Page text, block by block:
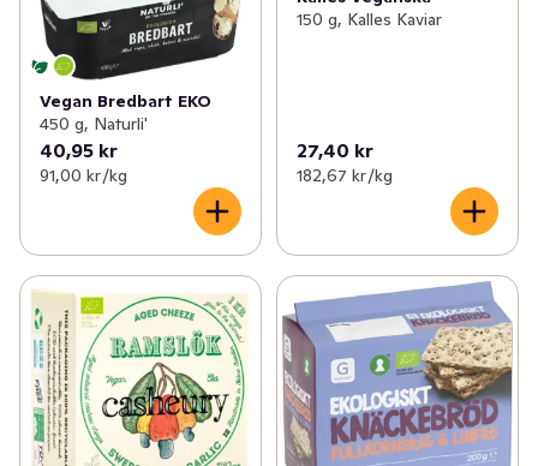
Vegan Bredbart EKO
450 g, Naturli'
40,95 kr
91,00 kr /kg
150 g, Kalles Kaviar
27,40 kr
182,67 kr /kg